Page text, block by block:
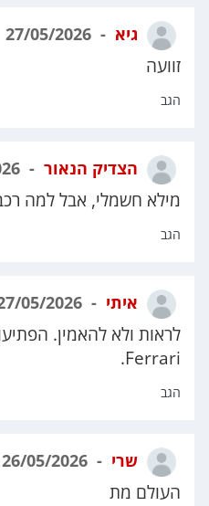
גיא
זוועה
הגב
הצדיק הנאור
מילא חשמלי, אבל למה
הגב
איתי
Ferrari.
הגב
שרי
העולם מת